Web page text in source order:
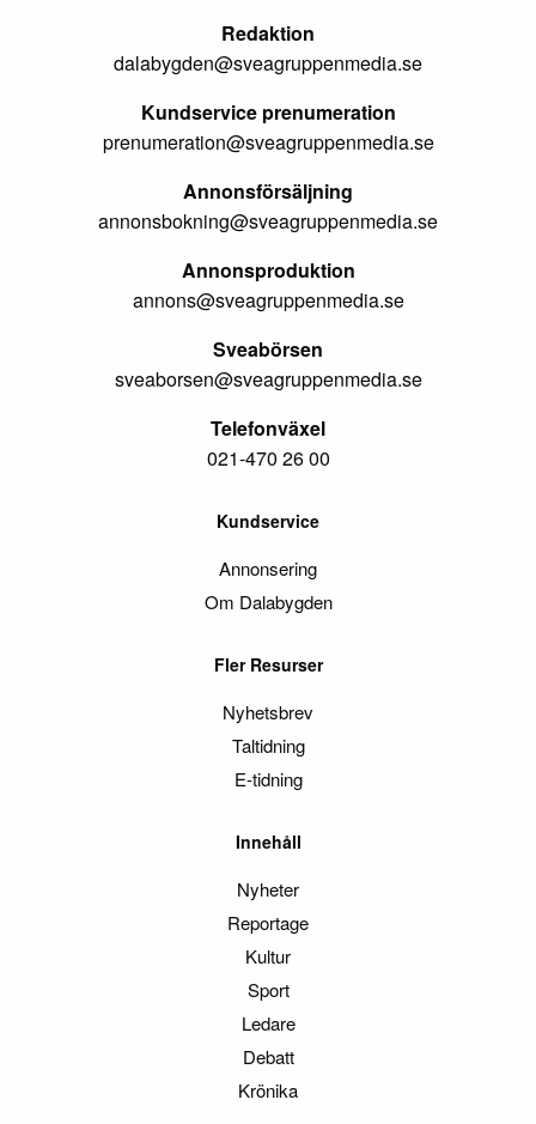
Redaktion
dalabygden@sveagruppenmedia.se
Kundservice prenumeration
prenumeration@sveagruppenmedia.se
Annonsförsäljning
annonsbokning@sveagruppenmedia.se
Annonsproduktion
annons@sveagruppenmedia.se
Sveabörsen
sveaborsen@sveagruppenmedia.se
Telefonväxel
021-470 26 00
Kundservice
Annonsering
Om Dalabygden
Fler Resurser
Nyhetsbrev
Taltidning
E-tidning
Innehåll
Nyheter
Reportage
Kultur
Sport
Ledare
Debatt
Krönika